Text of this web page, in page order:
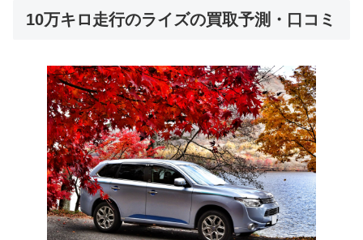
10万キロ走行のライズの買取予測・口コミ